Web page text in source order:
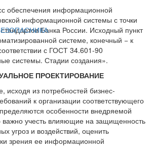
обеспечения информационной
информационной системы с точки
Банка России. Исходный пункт
системе, конечный − к
с ГОСТ 34.601-90
системы. Стадии создания».
ПРОЕКТИРОВАНИЕ
исходя из потребностей бизнес-
к организации соответствующего
особенности внедряемой
учесть влияющие на защищенность
угроз и воздействий, оценить
зрения ее информационной